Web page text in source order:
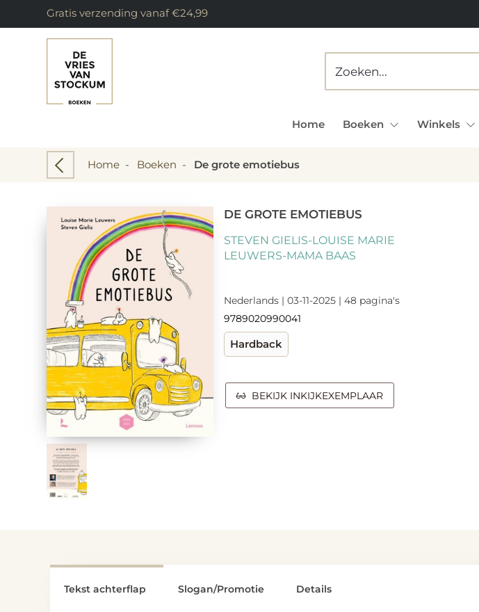
Gratis verzending vanaf €24,99
Home Boeken Winkels
Home - Boeken - De grote emotiebus
DE GROTE EMOTIEBUS
STEVEN GIELIS-LOUISE MARIE
LEUWERS-MAMA BAAS
Nederlands | 03-11-2025 | 48 pagina's
9789020990041
Hardback
BEKIJK INKIJKEXEMPLAAR
Tekst achterflap Slogan/Promotie Details